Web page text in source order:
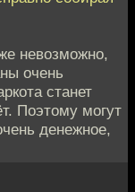
невозможно,
очень
станет
Поэтому могут
денежное,